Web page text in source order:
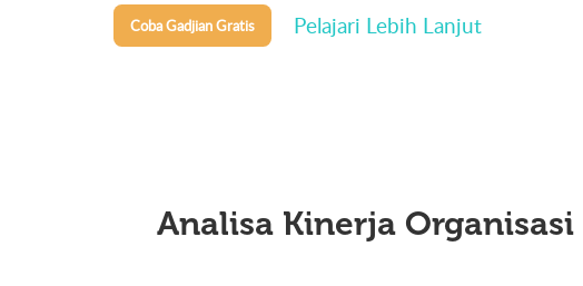
Coba Gadjian Gratis Pelajari Lebih Lanjut
Analisa Kinerja Organisasi